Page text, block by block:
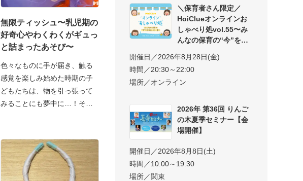
無限ティッシュ〜乳児期の
好奇心やわくわくがギュっ
と詰まったあそび〜
色々なものに手が届き、触る
感覚を楽しみ始めた時期の子
どもたちは、物を引っ張って
みることにも夢中に…！そん
＼保育者さん限定／
HoiClueオンラインお
しゃべり処vol.55〜み
んなの保育の“今”を交
開催日／2026年8月28日(金)
時間／20:30～22:00
場所／オンライン
2026年 第36回 りんご
の木夏季セミナー【会
場開催】
開催日／2026年8月8日(土)
時間／10:00～19:30
場所／関東